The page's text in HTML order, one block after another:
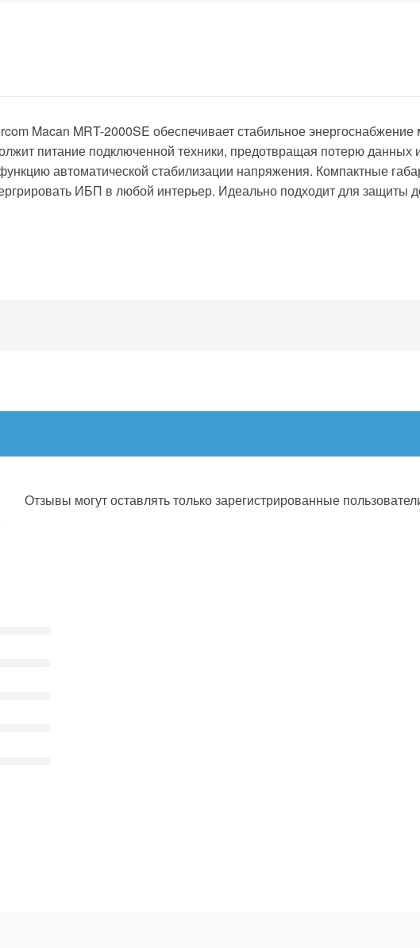
Macan MRT-2000SE обеспечивает стабильное
питание подключенной техники, предотвращая потерю данных
автоматической стабилизации напряжения. Компактные
ИБП в любой интерьер. Идеально подходит для защиты
Отзывы могут оставлять только зарегистрированные